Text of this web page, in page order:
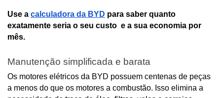
Use a calculadora da BYD para saber quanto
exatamente seria o seu custo  e a sua economia por
mês.
Manutenção simplificada e barata
Os motores elétricos da BYD possuem centenas de peças
a menos do que os motores a combustão. Isso elimina a